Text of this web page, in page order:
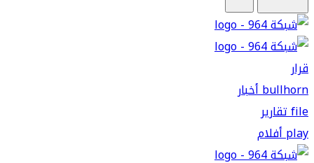
قرار
bullhornأخبار
fileتقارير
playأفلام